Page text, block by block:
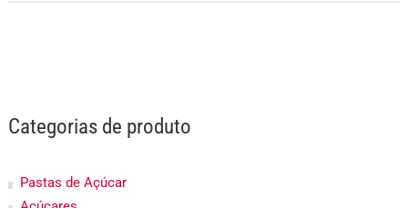
Categorias de produto
Pastas de Açúcar